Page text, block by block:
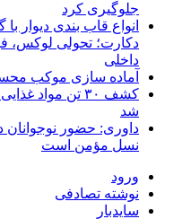
جلوگیری کرد
انواع قاب بندی دیوار
دکارت؛ تحولی لوکس،
داخلی
آماده سازی موکب
کشف ۳۰ تن مواد
شد
داوری: حضور نوجوانان
نسل مؤمن است
ورود
نوشته تصادفی
سایدبار